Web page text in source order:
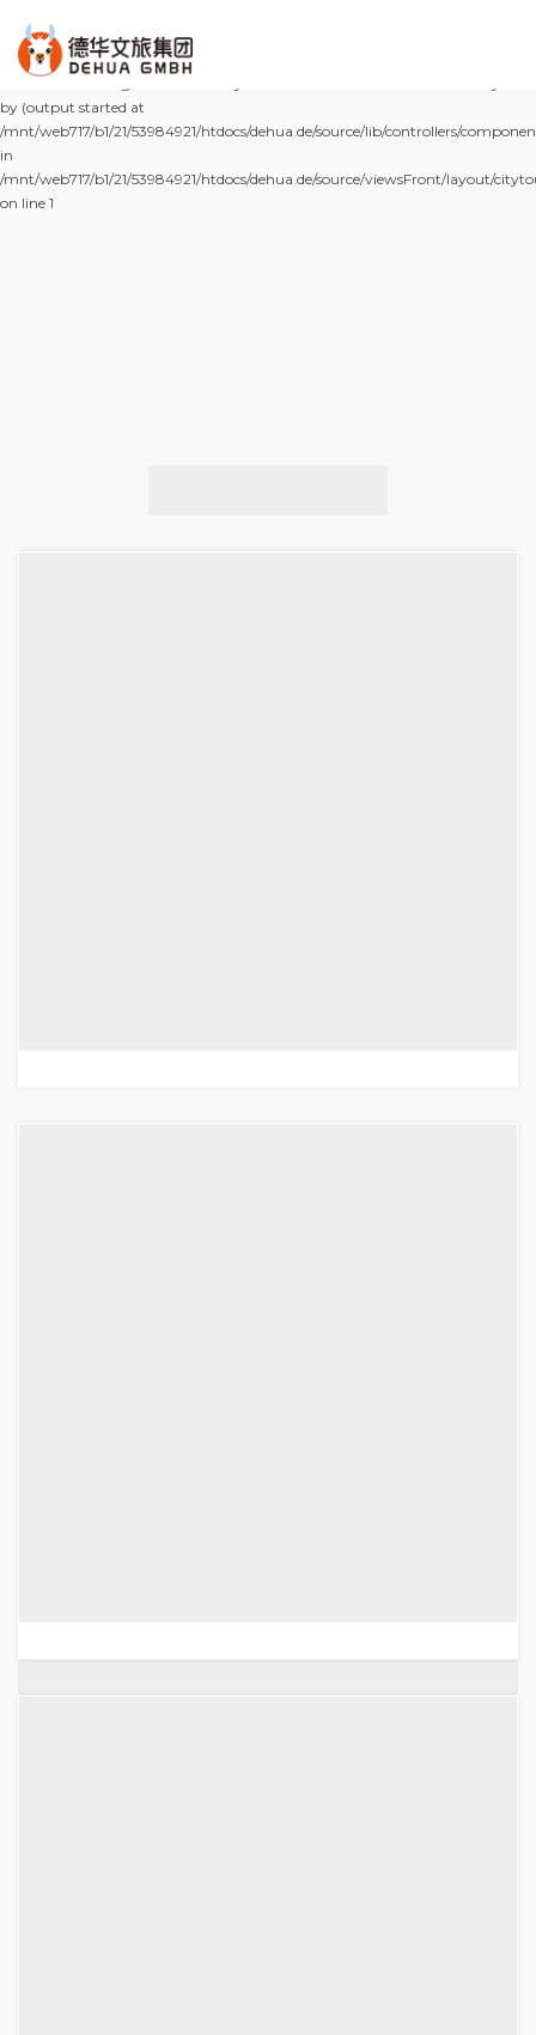
loses precision in
/mnt/web717/b1/21/53984921/htdocs/dehua.de/source/lib/controllers/
by (output started at
/mnt/web717/b1/21/53984921/htdocs/dehua.de/source/lib/controllers/
in
/mnt/web717/b1/21/53984921/htdocs/dehua.de/source/viewsFront/layout/
on line 1